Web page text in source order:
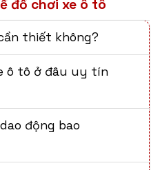
đồ chơi xe ô tô
thiết không?
ô tô ở đâu uy tín
động bao